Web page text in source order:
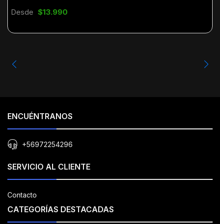
Desde $13.990
ENCUÉNTRANOS
+56972254296
SERVICIO AL CLIENTE
Contacto
CATEGORÍAS DESTACADAS